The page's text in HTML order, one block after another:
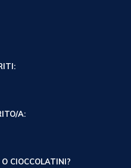
A:
O CIOCCOLATINI?